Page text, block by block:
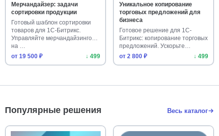
Мерчандайзер: задачи
сортировки продукции
Готовый шаблон сортировки
товаров для 1С-Битрикс.
Управляйте мерчандайзингом
на …
от 19 500 ₽
↓ 499
Уникальное копирование
торговых предложений для
бизнеса
Готовое решение для 1С-
Битрикс: копирование торговых
предложений. Ускорьте
напол…
от 2 800 ₽ ↓ 499
Популярные решения Весь каталог